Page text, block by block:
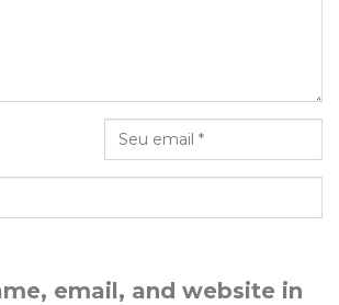
email, and website in